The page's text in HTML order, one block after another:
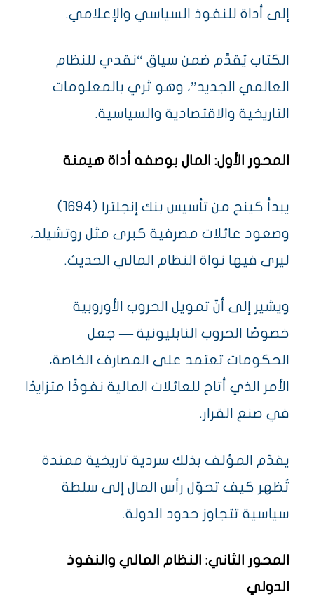
إلى أداة للنفوذ السياسي والإعلامي.
الكتاب يُقدَّم ضمن سياق “نقدي للنظام
العالمي الجديد”، وهو ثري بالمعلومات
التاريخية والاقتصادية والسياسية.
المحور الأول: المال بوصفه أداة هيمنة
يبدأ كينج من تأسيس بنك إنجلترا (1694)
وصعود عائلات مصرفية كبرى مثل روتشيلد،
ليرى فيها نواة النظام المالي الحديث.
ويشير إلى أنّ تمويل الحروب الأوروبية —
خصوصًا الحروب النابليونية — جعل
الحكومات تعتمد على المصارف الخاصة،
الأمر الذي أتاح للعائلات المالية نفوذًا متزايدًا
في صنع القرار.
يقدّم المؤلف بذلك سردية تاريخية ممتدة
تُظهر كيف تحوّل رأس المال إلى سلطة
سياسية تتجاوز حدود الدولة.
المحور الثاني: النظام المالي والنفوذ
الدولي